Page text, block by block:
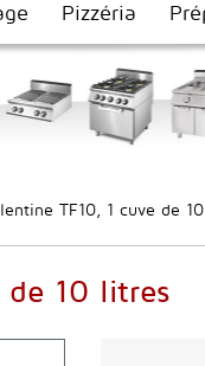
Pizzéria
TF10, 1 cuve de
de 10 litres